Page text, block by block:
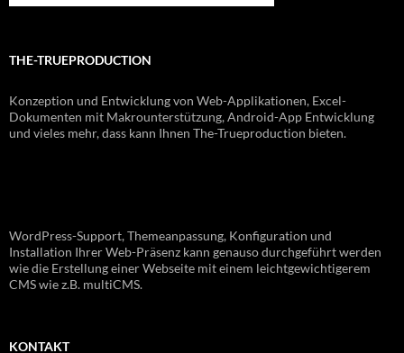
THE-TRUEPRODUCTION
Konzeption und Entwicklung von Web-Applikationen, Excel-
Dokumenten mit Makrounterstützung, Android-App Entwicklung
und vieles mehr, dass kann Ihnen The-Trueproduction bieten.
WordPress-Support, Themeanpassung, Konfiguration und
Installation Ihrer Web-Präsenz kann genauso durchgeführt werden
wie die Erstellung einer Webseite mit einem leichtgewichtigerem
CMS wie z.B. multiCMS.
KONTAKT